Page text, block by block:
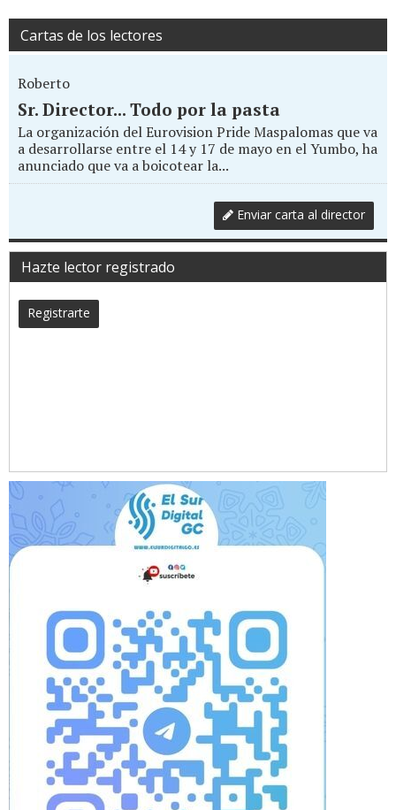
Cartas de los lectores
Roberto
Sr. Director... Todo por la pasta
La organización del Eurovision Pride Maspalomas que va
a desarrollarse entre el 14 y 17 de mayo en el Yumbo, ha
anunciado que va a boicotear la...
Enviar carta al director
Hazte lector registrado
Registrarte